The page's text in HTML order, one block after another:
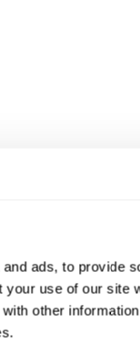
ads, to provide
use of our site
other